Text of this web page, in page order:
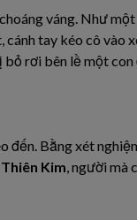
váng. Như một
tay kéo cô vào
rơi bên lề một con
đến. Bằng xét
Kim , người